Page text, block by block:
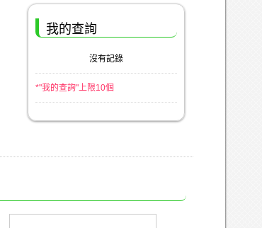
我的查詢
沒有記錄
*"我的查詢"上限10個